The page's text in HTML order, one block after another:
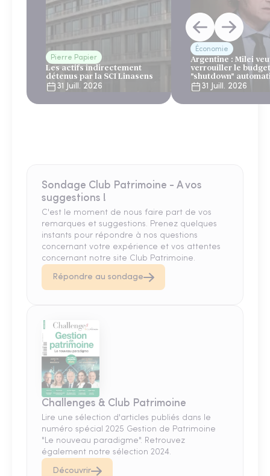
Pierre Papier
Les actifs indirectement
détenus par la SCI Linasens
31 Juill. 2026
Économie
Argentine : Milei
verrouiller le
"shutdown"
sous le regard
du FMI
31 Juill. 2026
Sondage Club Patrimoine - A vos
suggestions !
C'est le moment de nous faire part de vos
remarques et suggestions. Prenez quelques
instants pour répondre à nos questions
concernant votre expérience et vos attentes
concernant notre site Club Patrimoine.
Répondre au sondage
Challenges & Club Patrimoine
Lire une sélection d'articles publiés dans le
numéro spécial 2025 Gestion de Patrimoine
"Le nouveau paradigme". Retrouvez
également notre sélection 2024.
Découvrir